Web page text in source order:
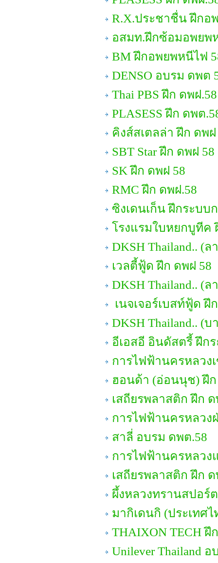
R.X.ประชาชื่น ฝึกอ
อสมท.ฝึกซ้อมอพยพ
BM ฝึกอพยพหนีไฟ
DENSO อบรม ดพต
Thai PBS ฝึก ดพฝ.58
PLASESS ฝึก ดพต
คิงส์สเตลล่า ฝึก ดพฝ
SBT Star ฝึก ดพฝ 58
SK ฝึก ดพฝ 58
RMC ฝึก ดพฝ.58
ซิงเดนเก็น ฝึกระบ
โรงแรมใบหยกบูทีค
DKSH Thailand.. (
เวลตี้ฟู้ด ฝึก ดพฝ 58
DKSH Thailand.. (ล
เนจเจอร์เบสท์ฟู้ด ฝึ
DKSH Thailand.. (บ
อีเอสอี อินดัสตรี้ ฝึก
การไฟฟ้านครหลวง
ฮอนด้า (อ่อนนุช) ฝึก
เสถียรพลาสติก ฝึก ด
การไฟฟ้านครหลวง
สาลี่ อบรม ดพต.58
การไฟฟ้านครหลว
เสถียรพลาสติก ฝึก ด
ผึ้งหลวงทรานสปอร์
มากิเดนกิ (ประเทศไ
THAIXON TECH ฝึ
Unilever Thailand